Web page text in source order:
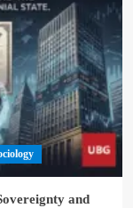
and